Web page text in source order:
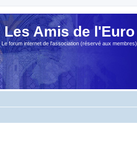
Les Amis de l'Euro
Le forum internet de l'association (réservé aux membres)